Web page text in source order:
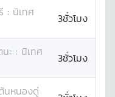
: นิเทศ
3ชั่วโมง
ะ : นิเทศ
3ชั่วโมง
นหนองดู่